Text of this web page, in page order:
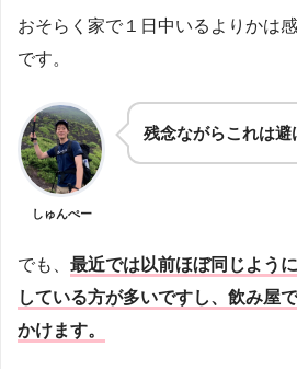
おそらく家で１日中いるよりかは
です。
しゅんぺー
残念ながらこれは避
でも、 最近では以前ほぼ同じよう
している方が多いですし、飲み屋
かけます。